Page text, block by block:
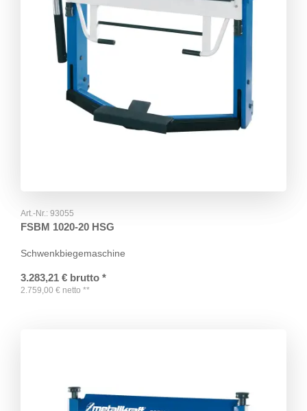
Art.-Nr.: 93055
FSBM 1020-20 HSG
Schwenkbiegemaschine
3.283,21 € brutto *
2.759,00 € netto **